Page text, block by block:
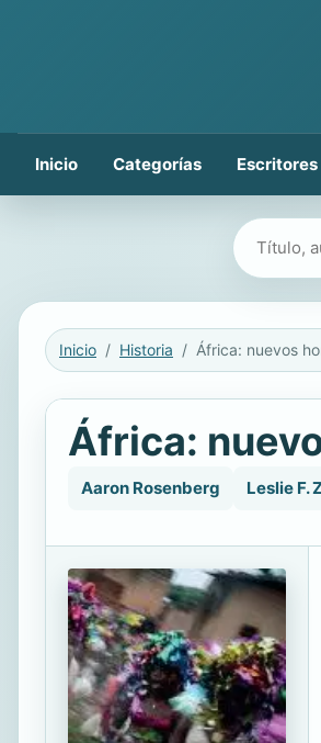
Inicio Categorías Escritores
Buscar
Inicio Historia
África:
Aaron Rosenberg Leslie F.